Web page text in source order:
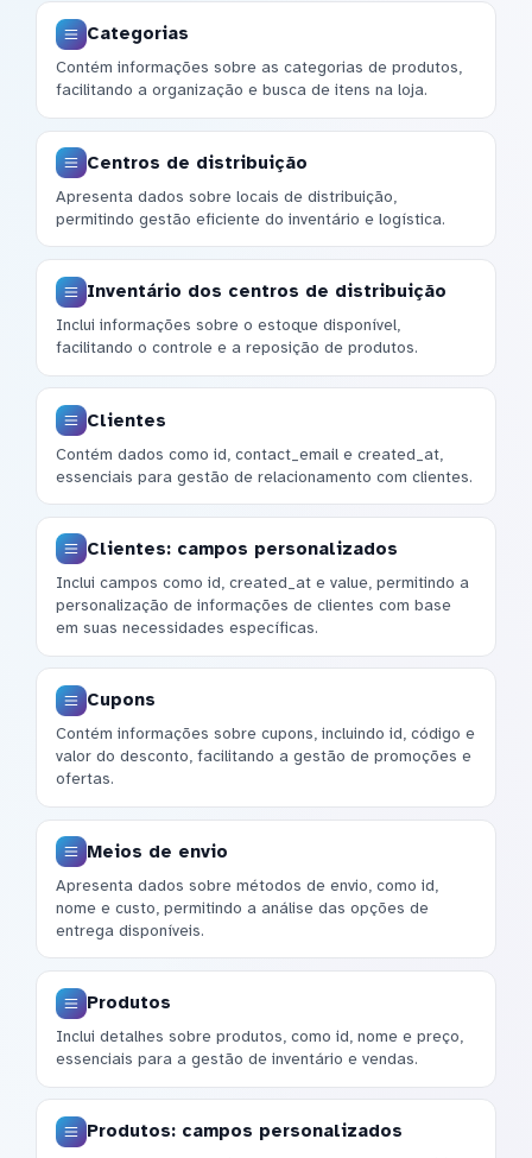
Categorias
Contém informações sobre as categorias de produtos,
facilitando a organização e busca de itens na loja.
Centros de distribuição
Apresenta dados sobre locais de distribuição,
permitindo gestão eficiente do inventário e logística.
Inventário dos centros de distribuição
Inclui informações sobre o estoque disponível,
facilitando o controle e a reposição de produtos.
Clientes
Contém dados como id, contact_email e created_at,
essenciais para gestão de relacionamento com clientes.
Clientes: campos personalizados
Inclui campos como id, created_at e value, permitindo a
personalização de informações de clientes com base
em suas necessidades específicas.
Cupons
Contém informações sobre cupons, incluindo id, código e
valor do desconto, facilitando a gestão de promoções e
ofertas.
Meios de envio
Apresenta dados sobre métodos de envio, como id,
nome e custo, permitindo a análise das opções de
entrega disponíveis.
Produtos
Inclui detalhes sobre produtos, como id, nome e preço,
essenciais para a gestão de inventário e vendas.
Produtos: campos personalizados